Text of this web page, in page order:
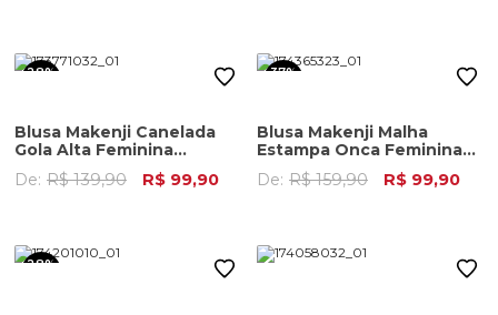
28%
Blusa Makenji Canelada
Gola Alta Feminina
Vermelho
De: R$ 139,90 R$ 99,90
37%
Blusa Makenji Malha
Estampa Onca Feminina
Off White
De: R$ 159,90 R$ 99,90
28%